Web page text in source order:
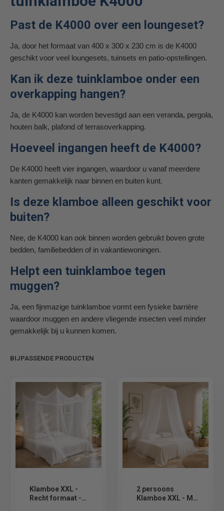
Past de K4000 over een loungeset?
Ja, door het formaat van 400 x 300 x 230 cm is de K4000
geschikt voor veel loungesets, tuinsets en patio-opstellingen.
Kan ik deze tuinklamboe onder een
overkapping hangen?
Ja, de K4000 kan worden bevestigd aan een veranda, pergola,
houten balk, plafond of terrasoverkapping.
Hoeveel ingangen heeft de K4000?
De K4000 heeft vier ingangen, waardoor u vanaf meerdere
kanten gemakkelijk naar binnen en buiten kunt.
Is deze klamboe alleen geschikt voor
buiten?
Nee, de K4000 kan ook binnen worden gebruikt boven grote
bedden, familiebedden of in vakantiewoningen.
Helpt een tuinklamboe tegen
muggen?
Ja, een fijnmazige tuinklamboe vormt een fysieke barrière
waardoor muggen en andere vliegende insecten veel minder
gemakkelijk bij u kunnen komen.
BIJPASSENDE PRODUCTEN
Klamboe XXL -
Recht formaat -
2 persoons
Klamboe XXL - Met